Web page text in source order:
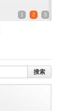
1 2 3